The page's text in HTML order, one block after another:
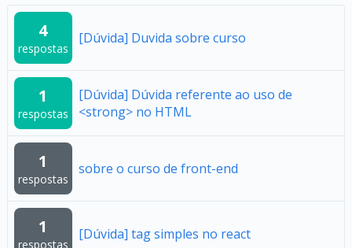
4
respostas
[Dúvida] Duvida sobre curso
1
respostas
[Dúvida] Dúvida referente ao uso de
<strong> no HTML
1
respostas
sobre o curso de front-end
1
respostas
[Dúvida] tag simples no react